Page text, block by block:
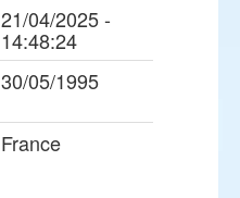
21/04/2025 -
14:48:24
30/05/1995
France